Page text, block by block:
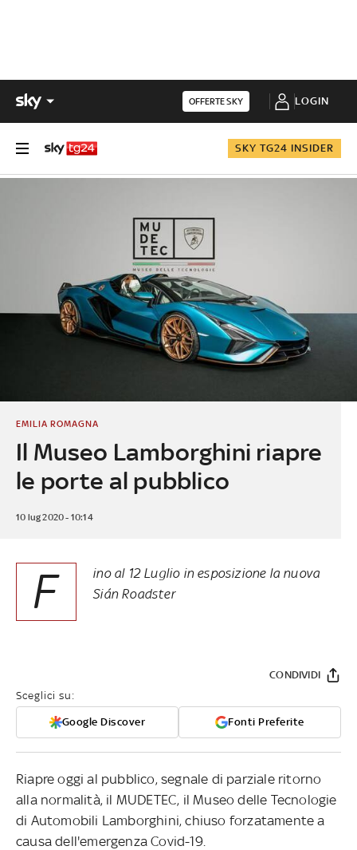
OFFERTE SKY LOGIN
SKY TG24 INSIDER
Il Museo Lamborghini riapre
le porte al pubblico
EMILIA ROMAGNA
10 lug 2020 - 10:14
F
ino al 12 Luglio in esposizione la nuova
Sián Roadster
Sceglici su:
Google Discover Fonti Preferite
CONDIVIDI
Riapre oggi al pubblico, segnale di parziale ritorno
alla normalità, il MUDETEC, il Museo delle Tecnologie
di Automobili Lamborghini, chiuso forzatamente a
causa dell'emergenza Covid-19.